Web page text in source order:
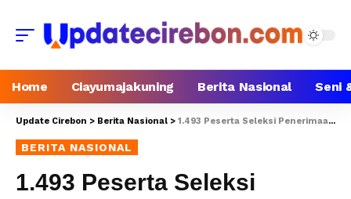
Home Ciayumajakuning Berita Nasional Seni
Update Cirebon > Berita Nasional > 1.493 Peserta Seleksi Penerimaan Calon Praja IPDN Tahun 2024 Lolos Tes Kesehatan
BERITA NASIONAL
1.493 Peserta Seleksi